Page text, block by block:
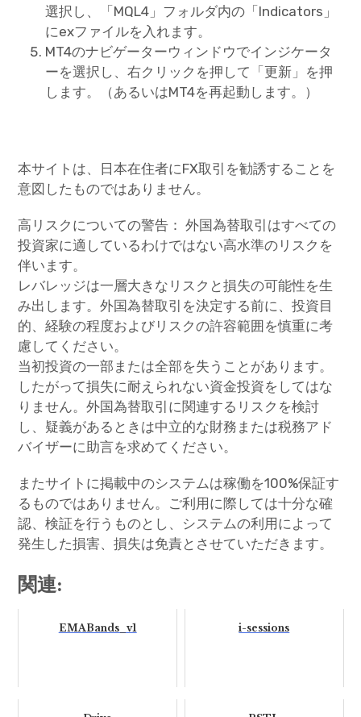
選択し、「MQL4」フォルダ内の「Indicators」
にexファイルを入れます。
MT4のナビゲーターウィンドウでインジケータ
ーを選択し、右クリックを押して「更新」を押
します。（あるいはMT4を再起動します。）
本サイトは、日本在住者にFX取引を勧誘することを
意図したものではありません。
高リスクについての警告： 外国為替取引はすべての
投資家に適しているわけではない高水準のリスクを
伴います。
レバレッジは一層大きなリスクと損失の可能性を生
み出します。外国為替取引を決定する前に、投資目
的、経験の程度およびリスクの許容範囲を慎重に考
慮してください。
当初投資の一部または全部を失うことがあります。
したがって損失に耐えられない資金投資をしてはな
りません。外国為替取引に関連するリスクを検討
し、疑義があるときは中立的な財務または税務アド
バイザーに助言を求めてください。
またサイトに掲載中のシステムは稼働を100%保証す
るものではありません。ご利用に際しては十分な確
認、検証を行うものとし、システムの利用によって
発生した損害、損失は免責とさせていただきます。
関連:
EMABands_v1 i-sessions